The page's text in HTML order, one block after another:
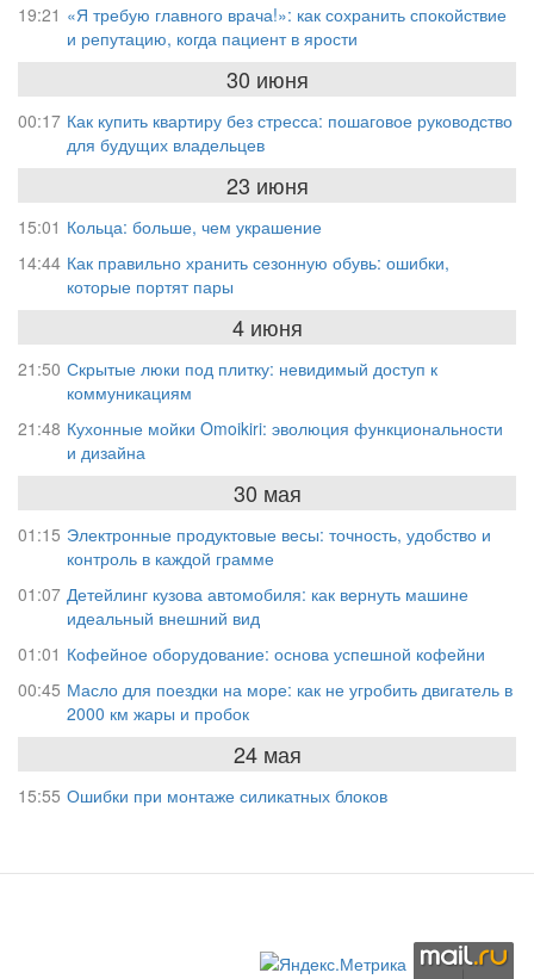
19:21 «Я требую главного врача!»: как сохранить спокойствие
и репутацию, когда пациент в ярости
30 июня
00:17 Как купить квартиру без стресса: пошаговое руководство
для будущих владельцев
23 июня
15:01 Кольца: больше, чем украшение
14:44 Как правильно хранить сезонную обувь: ошибки,
которые портят пары
4 июня
21:50 Скрытые люки под плитку: невидимый доступ к
коммуникациям
21:48 Кухонные мойки Omoikiri: эволюция функциональности
и дизайна
30 мая
01:15 Электронные продуктовые весы: точность, удобство и
контроль в каждой грамме
01:07 Детейлинг кузова автомобиля: как вернуть машине
идеальный внешний вид
01:01 Кофейное оборудование: основа успешной кофейни
00:45 Масло для поездки на море: как не угробить двигатель в
2000 км жары и пробок
24 мая
15:55 Ошибки при монтаже силикатных блоков